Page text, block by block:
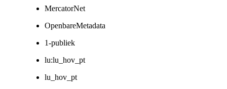
MercatorNet
OpenbareMetadata
1-publiek
lu:lu_hov_pt
lu_hov_pt